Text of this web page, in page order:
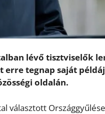
lévő tisztviselők
tegnap saját
oldalán.
választott